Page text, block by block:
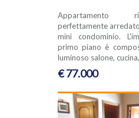
Appartamento
perfettamente
mini condominio.
primo piano è
luminoso salone,
€ 77.000